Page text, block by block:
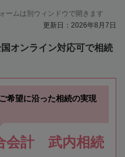
ームは別ウィンドウで開きます
更新日：2026年8月7日
オンライン対応可で相続
希望に沿った相続の実現
会計 武内相続